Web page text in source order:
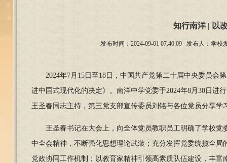
知行南洋 | 以
发布时间：2024-09-01 07:40:09 发布人：
2024年7月15日至18日，中国共产党第二十届中央委员会
进中国式现代化的决定》。南洋中学党委于2024年8月30日进
王圣春同志主持，第三党支部宣传委员刘铭与各位党员分享学
王圣春书记在大会上，向全体党员教职员工明确了学校
中全会精神，不断强化思想理论武装；充分发挥党委统揽全
党政协同工作机制；以教育家精神引领高素质队伍建设，丰